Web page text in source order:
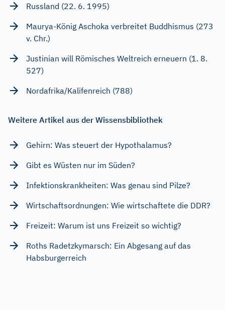
Russland (22. 6. 1995)
Maurya-König Aschoka verbreitet Buddhismus (273
v. Chr.)
Justinian will Römisches Weltreich erneuern (1. 8.
527)
Nordafrika/Kalifenreich (788)
Weitere Artikel aus der Wissensbibliothek
Gehirn: Was steuert der Hypothalamus?
Gibt es Wüsten nur im Süden?
Infektionskrankheiten: Was genau sind Pilze?
Wirtschaftsordnungen: Wie wirtschaftete die DDR?
Freizeit: Warum ist uns Freizeit so wichtig?
Roths Radetzkymarsch: Ein Abgesang auf das
Habsburgerreich